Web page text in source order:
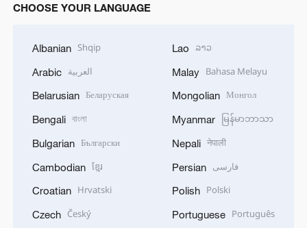
CHOOSE YOUR LANGUAGE
Albanian Shqip
Arabic العربية
Belarusian Беларуская
Bengali বাংলা
Bulgarian Български
Cambodian ខ្មែរ
Croatian Hrvatski
Czech Český
Lao ລາວ
Malay Bahasa Melayu
Mongolian Монгол
Myanmar မြန်မာဘာသာ
Nepali नेपाली
Persian فارسی
Polish Polski
Portuguese Português